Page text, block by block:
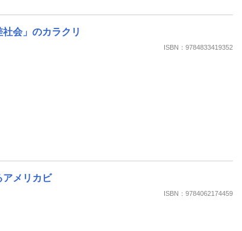
会」のカラクリ
ISBN：9784833419352
メリカビ
ISBN：9784062174459